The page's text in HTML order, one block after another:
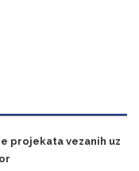
projekata vezanih uz